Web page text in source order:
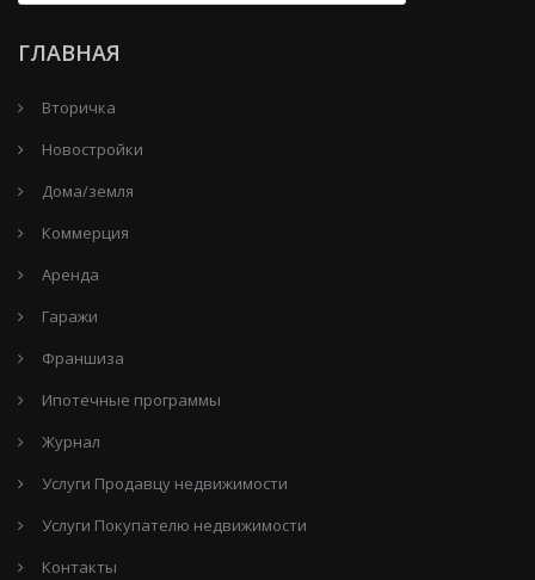
ГЛАВНАЯ
Вторичка
Новостройки
Дома/земля
Коммерция
Аренда
Гаражи
Франшиза
Ипотечные программы
Журнал
Услуги Продавцу недвижимости
Услуги Покупателю недвижимости
Контакты